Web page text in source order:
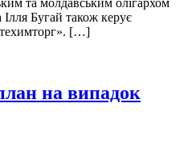
та молдавським олігархом
Бугай також керує
[…]
на випадок